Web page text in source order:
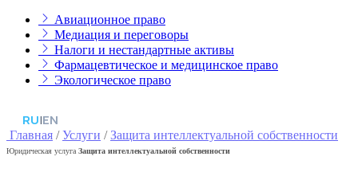
Авиационное право
Медиация и переговоры
Налоги и нестандартные активы
Фармацевтическое и медицинское право
Экологическое право
RU|EN
Главная /Услуги /Защита интеллектуальной собственности
Юридическая услуга Защита интеллектуальной собственности